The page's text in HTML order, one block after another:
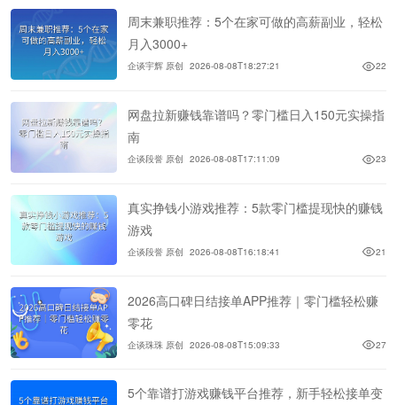
周末兼职推荐：5个在家可做的高薪副业，轻松
月入3000+
企谈宇辉 原创 2026-08-08T18:27:21 22
网盘拉新赚钱靠谱吗？零门槛日入150元实操指
南
企谈段誉 原创 2026-08-08T17:11:09 23
真实挣钱小游戏推荐：5款零门槛提现快的赚钱
游戏
企谈段誉 原创 2026-08-08T16:18:41 21
2026高口碑日结接单APP推荐｜零门槛轻松赚
零花
企谈珠珠 原创 2026-08-08T15:09:33 27
5个靠谱打游戏赚钱平台推荐，新手轻松接单变